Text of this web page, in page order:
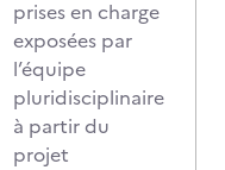
prises en charge
exposées par
l’équipe
pluridisciplinaire
à partir du
projet